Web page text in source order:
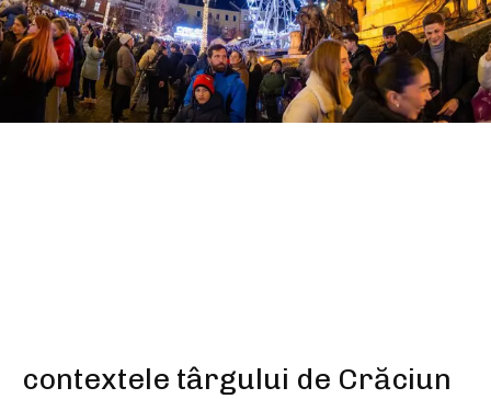
contextele târgului de Crăciun